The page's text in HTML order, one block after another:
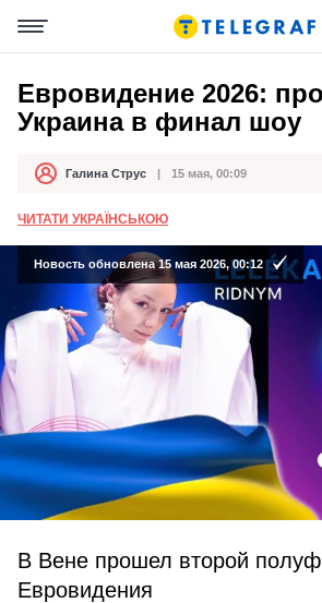
Евровидение 2026:
Украина в финал шоу
АвторГалина Струс
Дата публикации 15 мая, 00:09
ЧИТАТИ УКРАЇНСЬКОЮ
Новость обновлена 15 мая 2026, 00:12
В Вене прошел второй
Евровидения